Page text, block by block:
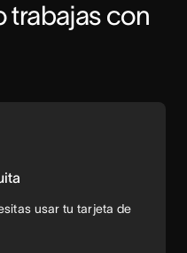
trabajas con
usar tu tarjeta de